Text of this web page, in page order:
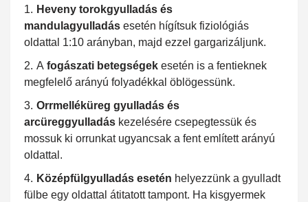
Heveny torokgyulladás és
mandulagyulladás esetén hígítsuk fiziológiás
oldattal 1:10 arányban, majd ezzel gargarizáljunk.
A fogászati betegségek esetén is a fentieknek
megfelelő arányú folyadékkal öblögessünk.
Orrmelléküreg gyulladás és
arcüreggyulladás kezelésére csepegtessük és
mossuk ki orrunkat ugyancsak a fent említett arányú
oldattal.
Középfülgyulladás esetén helyezzünk a gyulladt
fülbe egy oldattal átitatott tampont. Ha kisgyermek